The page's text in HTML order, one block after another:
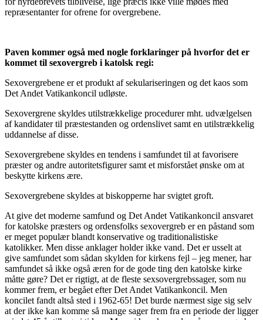
repræsentanter for ofrene for overgrebene.
Paven kommer også med nogle forklaringer på hvorfor det er
kommet til sexovergreb i katolsk regi:
Sexovergrebene er et produkt af sekulariseringen og det kaos som
Det Andet Vatikankoncil udløste.
Sexovergrene skyldes utilstrækkelige procedurer mht. udvælgelsen
af kandidater til præstestanden og ordenslivet samt en utilstrækkelig
uddannelse af disse.
Sexovergrebene skyldes en tendens i samfundet til at favorisere
præster og andre autoritetsfigurer samt et misforstået ønske om at
beskytte kirkens ære.
Sexovergrebene skyldes at biskopperne har svigtet groft.
At give det moderne samfund og Det Andet Vatikankoncil ansvaret
for katolske præsters og ordensfolks sexovergreb er en påstand som
er meget populær blandt konservative og traditionalistiske
katolikker. Men disse anklager holder ikke vand. Det er usselt at
give samfundet som sådan skylden for kirkens fejl – jeg mener, har
samfundet så ikke også æren for de gode ting den katolske kirke
måtte gøre? Det er rigtigt, at de fleste sexsovergrebssager, som nu
kommer frem, er begået efter Det Andet Vatikankoncil. Men
koncilet fandt altså sted i 1962-65! Det burde nærmest sige sig selv
at der ikke kan komme så mange sager frem fra en periode der ligger